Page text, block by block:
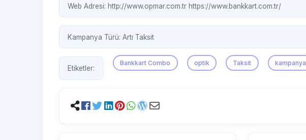
Web Adresi: http://www.opmar.com.tr https://www.bankkart.com.tr/
Kampanya Türü: Artı Taksit
Etiketler:
Bankkart Combo optik Taksit kampanya